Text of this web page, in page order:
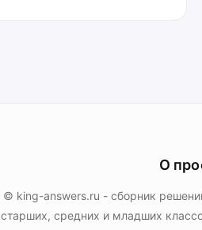
О
© king-answers.ru - сборник
старших, средних и младших